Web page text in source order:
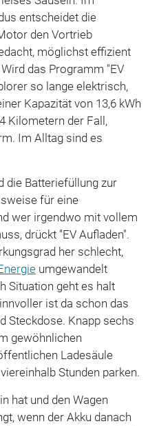
entscheidet die
den Vortrieb
möglichst effizient
das Programm "EV
so lange elektrisch,
Kapazität von 13,6 kWh
Kilometern der Fall,
Im Alltag sind es
die Batteriefüllung zur
für eine
wer irgendwo mit vollem
drückt "EV Aufladen".
her schlecht,
umgewandelt
Situation geht es halt
ist da schon das
Steckdose. Knapp sechs
gewöhnlichen
Ladesäule
Stunden parken.
hat und den Wagen
wenn der Akku danach